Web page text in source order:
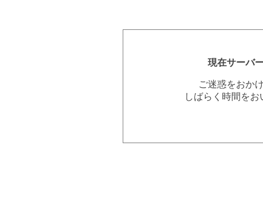
現在サーバ
ご迷惑をおか
しばらく時間を